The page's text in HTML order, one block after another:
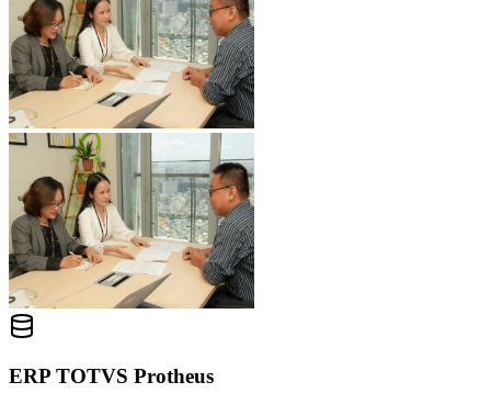
ERP TOTVS Protheus